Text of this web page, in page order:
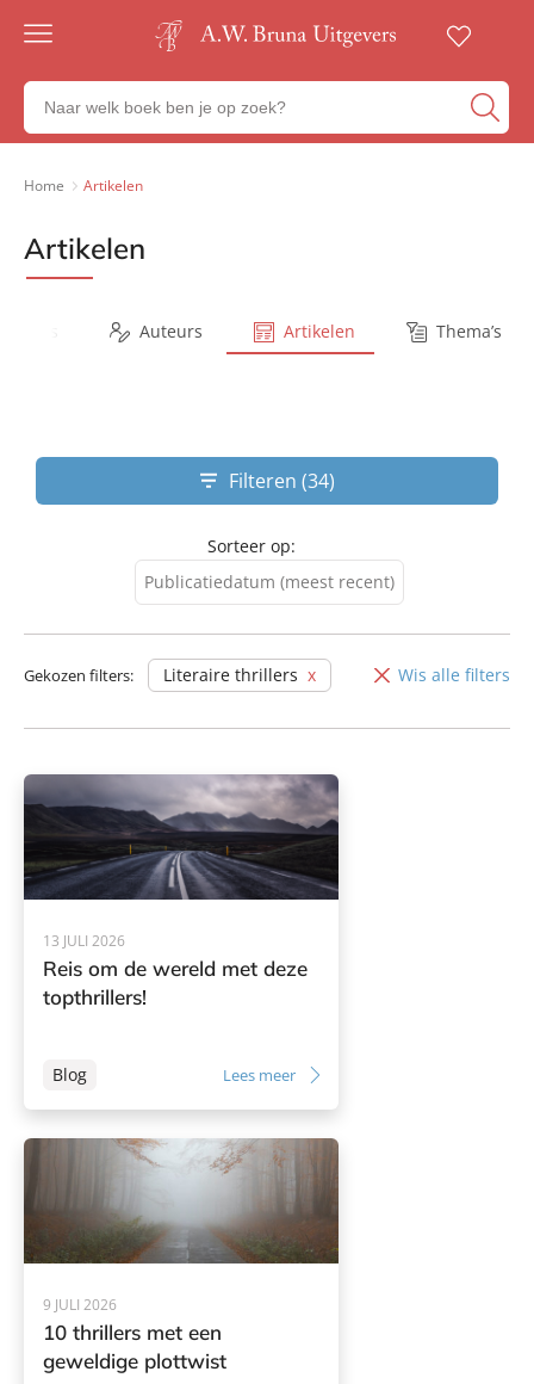
Gratis
23:00
besteld,
werkdag
Veilig
betalen
Zoeken
naar
boeken,
Home Artikelen
Artikelen
Auteurs Artikelen Thema’s
Filteren (34)
Sorteer op:
Publicatiedatum (meest recent)
Publicatiedatum (minst
Gekozen filters: Literaire thrillers Wis alle filters
13 JULI 2026
Reis om de wereld met deze
topthrillers!
Blog Lees meer
9 JULI 2026
10 thrillers met een
geweldige plottwist